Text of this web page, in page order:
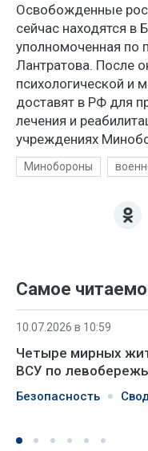
Освобожденные
сейчас находятся в
уполномоченная по
Лантратова. После
психологической и
доставят в РФ для
лечения и
учреждениях
Минобороны
Самое
10.07.2026 в 10:59
Четыре мирных
ВСУ по
Безопасность